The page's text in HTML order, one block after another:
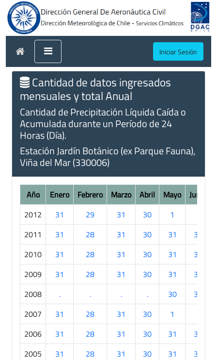
Iniciar Sesión
Cantidad de datos ingresados
mensuales y total Anual
Cantidad de Precipitación Líquida Caída o
Acumulada durante un Período de 24
Horas (Día).
Estación Jardín Botánico (ex Parque Fauna),
Viña del Mar (330006)
Año Enero Febrero Marzo Abril Mayo Junio
2012
31 29 31 30 1
2011
31 28 31 30 31
30
2010
31 28 31 30 31
30
2009
31 28 31 30 31
30
2008
. . . . 30
30
2007
31 28 31 30 1
2006
31 28 31 30 31
30
2005
31 28 31 30 31
30